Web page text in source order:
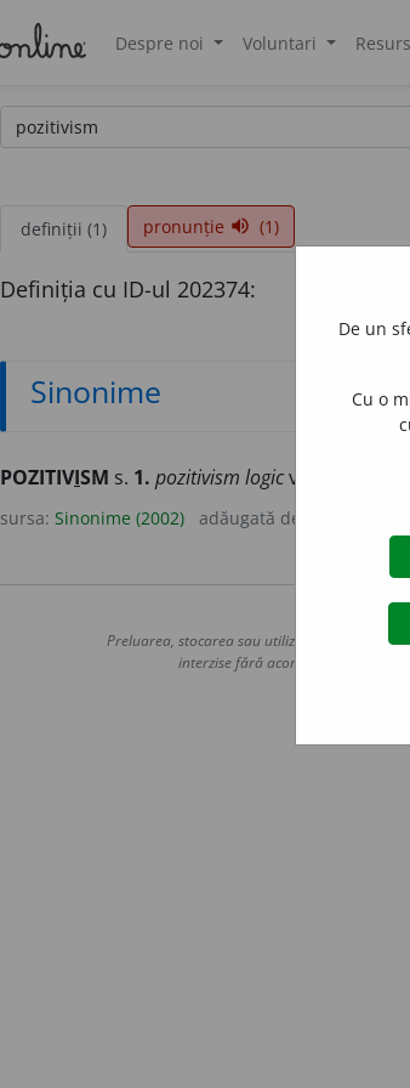
Despre noi Voluntari
definiții (1) pronunție volume_up (1)
Definiția cu ID-ul 202374:
Sinonime
POZITIVISM s. 1. pozitivism logicv.
sursa: Sinonime (2002) adăugată de
Preluarea, stocarea sau utilizarea datelor de
interzise fără acordul nostru
De un
Cu o